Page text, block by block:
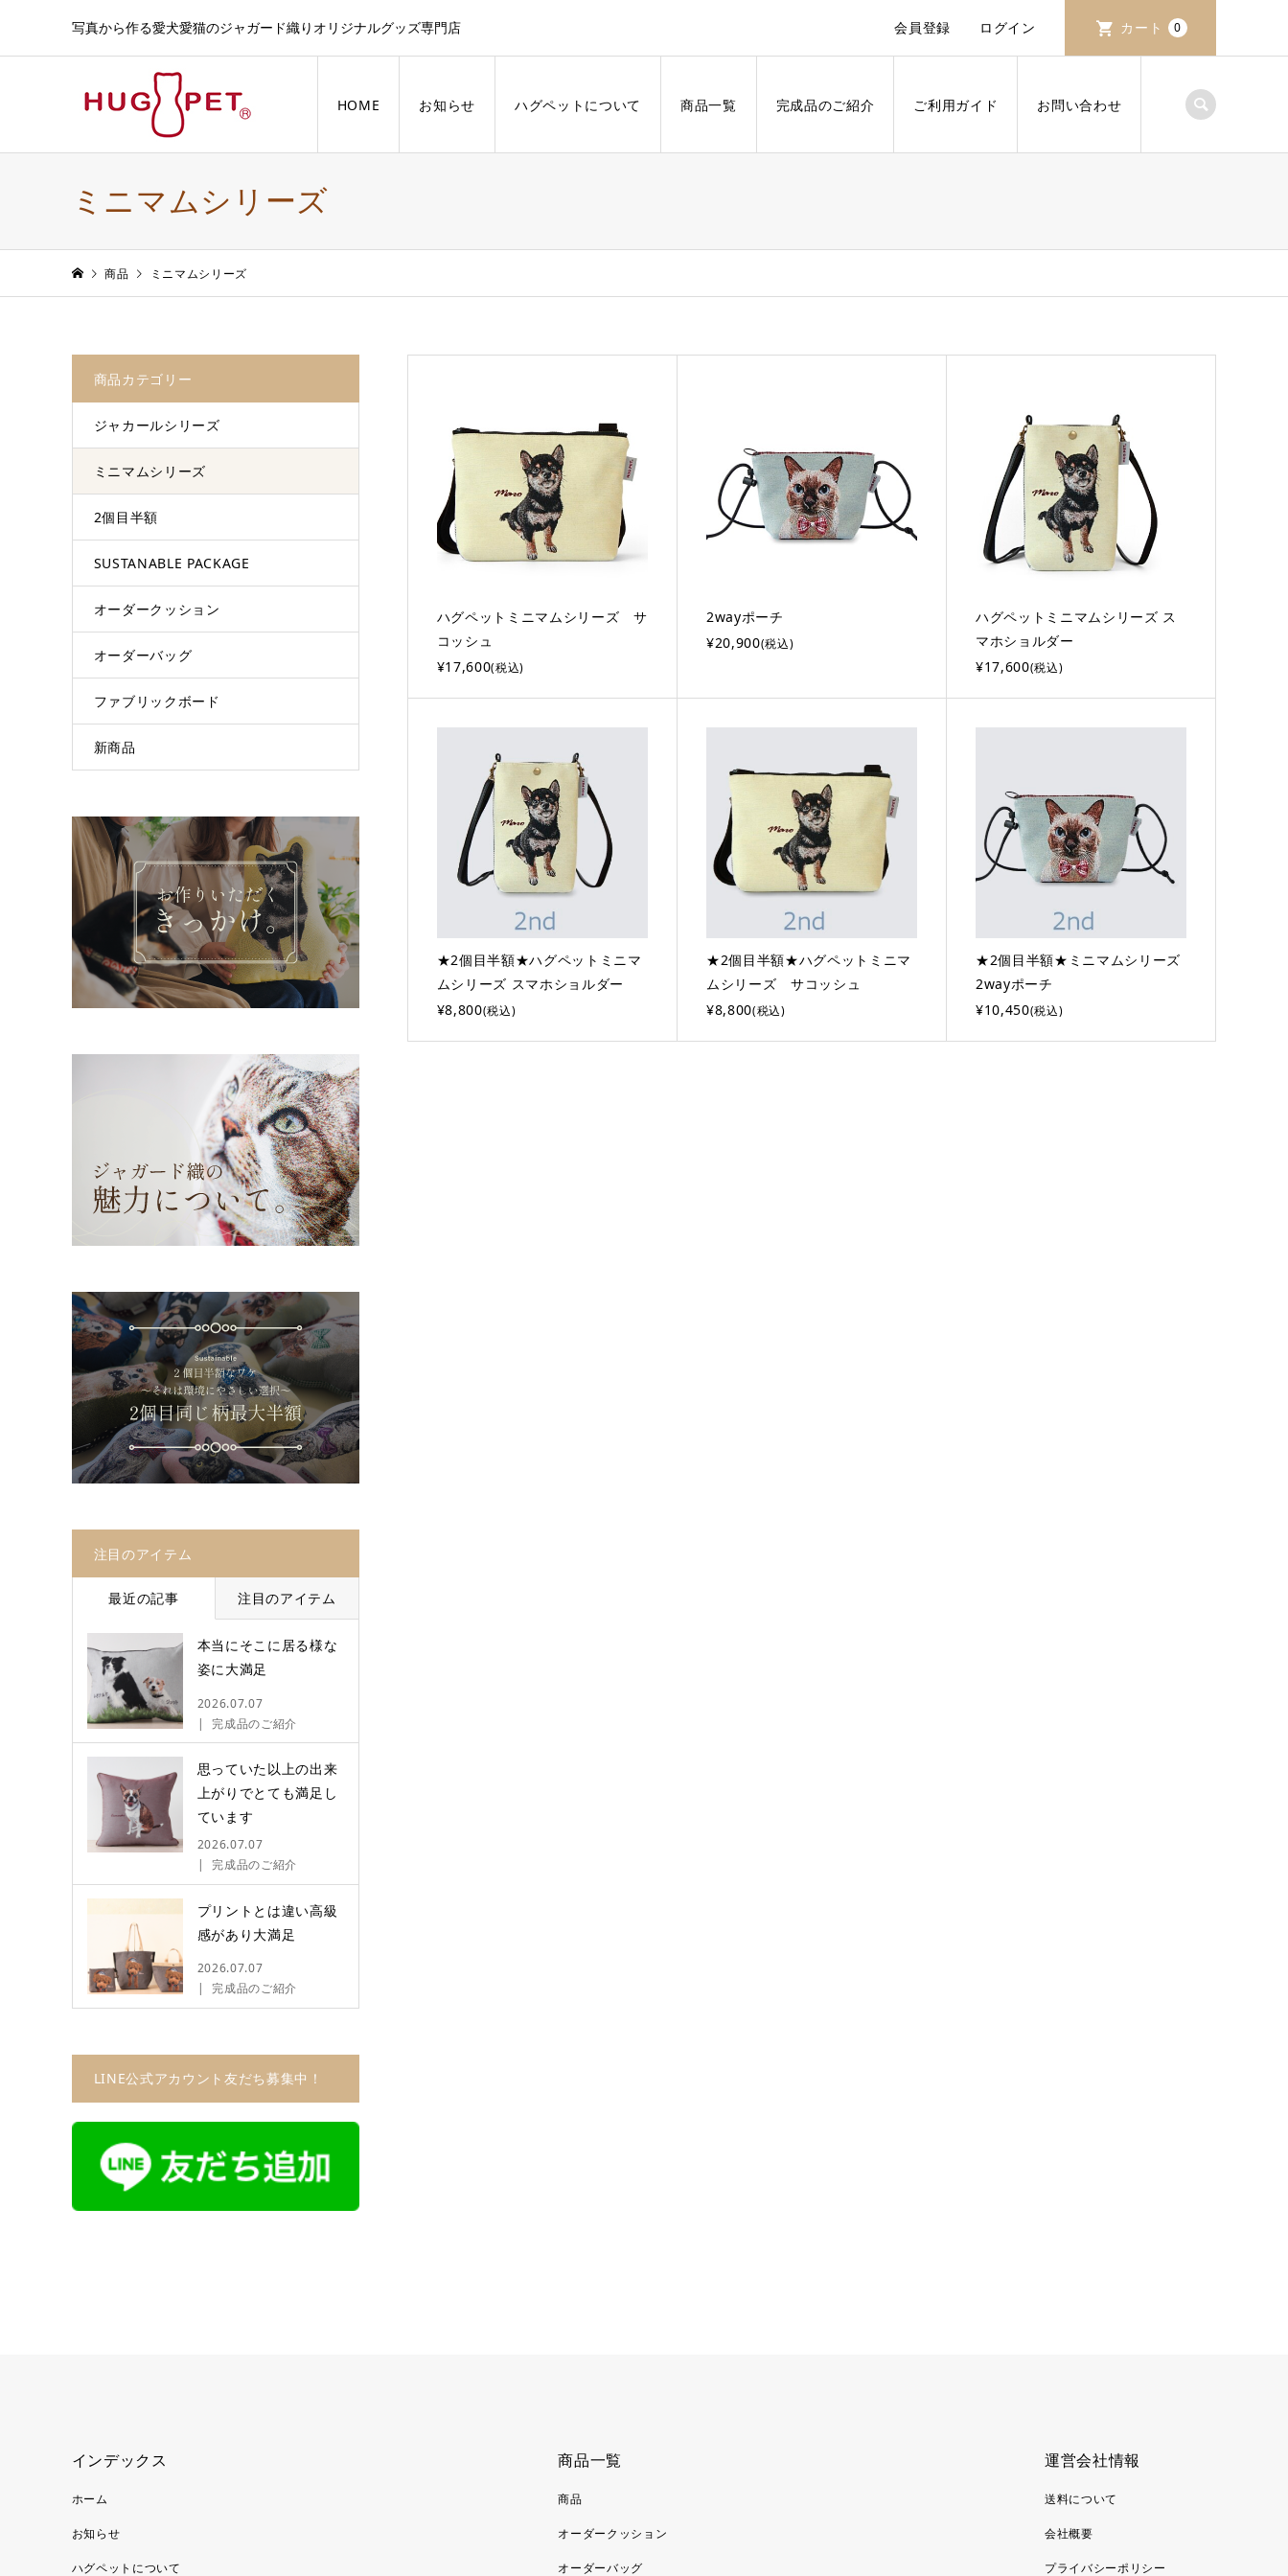
写真から作る愛犬愛猫のジャガード織りオリジナルグッズ専門店 会員登録 ログイン カート 0
HOME お知らせ ハグペットについて 商品一覧 完成品のご紹介 ご利用ガイド お問い合わせ
ミニマムシリーズ
商品 ミニマムシリーズ
ハグペットミニマムシリーズ サ
コッシュ
¥17,600(税込)
2wayポーチ
¥20,900(税込)
ハグペットミニマムシリーズ ス
マホショルダー
¥17,600(税込)
★2個目半額★ハグペットミニマ
ムシリーズ スマホショルダー
¥8,800(税込)
★2個目半額★ハグペットミニマ
ムシリーズ サコッシュ
¥8,800(税込)
★2個目半額★ミニマムシリーズ
2wayポーチ
¥10,450(税込)
商品カテゴリー
ジャカールシリーズ
ミニマムシリーズ
2個目半額
SUSTANABLE PACKAGE
オーダークッション
オーダーバッグ
ファブリックボード
新商品
注目のアイテム
最近の記事 注目のアイテム
本当にそこに居る様な
姿に大満足
2026.07.07
完成品のご紹介
思っていた以上の出来
上がりでとても満足し
ています
2026.07.07
完成品のご紹介
プリントとは違い高級
感があり大満足
2026.07.07
完成品のご紹介
LINE公式アカウント友だち募集中！
インデックス
ホーム
お知らせ
ハグペットについて
商品一覧
商品
オーダークッション
オーダーバッグ
運営会社情報
送料について
会社概要
プライバシーポリシー